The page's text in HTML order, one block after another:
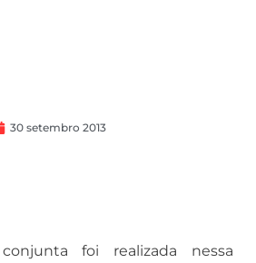
30 setembro 2013
foi realizada nessa